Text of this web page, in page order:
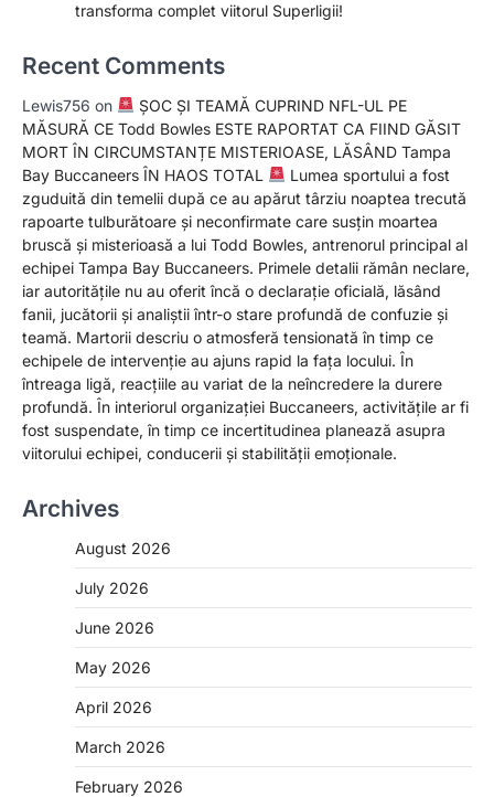
transforma complet viitorul Superligii!
Recent Comments
Lewis756 on
ȘOC ȘI TEAMĂ CUPRIND NFL-UL PE
MĂSURĂ CE Todd Bowles ESTE RAPORTAT CA FIIND GĂSIT
MORT ÎN CIRCUMSTANȚE MISTERIOASE, LĂSÂND Tampa
Bay Buccaneers ÎN HAOS TOTAL
Lumea sportului a fost
zguduită din temelii după ce au apărut târziu noaptea trecută
rapoarte tulburătoare și neconfirmate care susțin moartea
bruscă și misterioasă a lui Todd Bowles, antrenorul principal al
echipei Tampa Bay Buccaneers. Primele detalii rămân neclare,
iar autoritățile nu au oferit încă o declarație oficială, lăsând
fanii, jucătorii și analiștii într-o stare profundă de confuzie și
teamă. Martorii descriu o atmosferă tensionată în timp ce
echipele de intervenție au ajuns rapid la fața locului. În
întreaga ligă, reacțiile au variat de la neîncredere la durere
profundă. În interiorul organizației Buccaneers, activitățile ar fi
fost suspendate, în timp ce incertitudinea planează asupra
viitorului echipei, conducerii și stabilității emoționale.
Archives
August 2026
July 2026
June 2026
May 2026
April 2026
March 2026
February 2026